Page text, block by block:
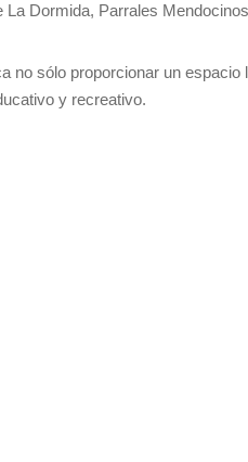
La Dormida, Parrales
no sólo proporcionar un
y recreativo.